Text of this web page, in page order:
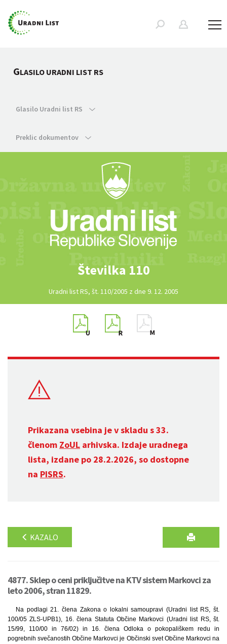
GLASILO URADNI LIST RS
Glasilo Uradni list RS
Preklic dokumentov
Številka 110
Uradni list RS, št. 110/2005 z dne 9. 12. 2005
Prikazana vsebina je v skladu s 33.
členom ZoUL arhivska. Izdaje uradnega
lista, izdane po 28.2.2026, so dostopne
na PISRS.
KAZALO
4877. Sklep o ceni priključitve na KTV sistem Markovci za
leto 2006, stran 11829.
Na podlagi 21. člena Zakona o lokalni samoupravi (Uradni list RS, št.
100/05 ZLS-UPB1), 16. člena Statuta Občine Markovci (Uradni list RS, št.
15/99, 110/00 in 76/02) in 16. člena Odloka o pokopališkem redu in
pogrebnih svečanostih Občine Markovci je Občinski svet Občine Markovci na